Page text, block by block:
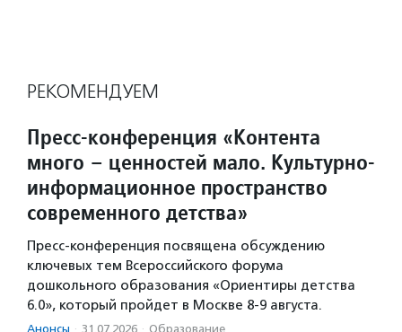
РЕКОМЕНДУЕМ
Пресс-конференция «Контента
много – ценностей мало. Культурно-
информационное пространство
современного детства»
Пресс-конференция посвящена обсуждению
ключевых тем Всероссийского форума
дошкольного образования «Ориентиры детства
6.0», который пройдет в Москве 8-9 августа.
Анонсы · 31.07.2026 · Образование